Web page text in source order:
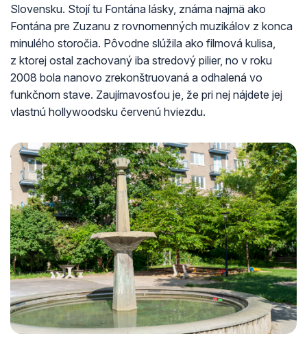
Slovensku. Stojí tu Fontána lásky, známa najmä ako
Fontána pre Zuzanu z rovnomenných muzikálov z konca
minulého storočia. Pôvodne slúžila ako filmová kulisa,
z ktorej ostal zachovaný iba stredový pilier, no v roku
2008 bola nanovo zrekonštruovaná a odhalená vo
funkčnom stave. Zaujímavosťou je, že pri nej nájdete jej
vlastnú hollywoodsku červenú hviezdu.